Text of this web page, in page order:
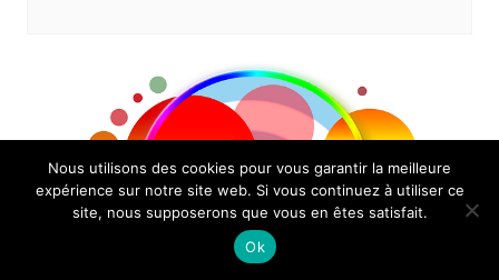
Nous utilisons des cookies pour vous garantir la meilleure
expérience sur notre site web. Si vous continuez à utiliser ce
site, nous supposerons que vous en êtes satisfait.
Ok